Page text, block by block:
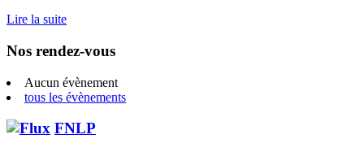
Lire la suite
Nos rendez-vous
Aucun évènement
tous les évènements
FNLP